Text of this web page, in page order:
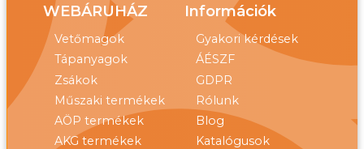
WEBÁRUHÁZ
Vetőmagok
Tápanyagok
Zsákok
Műszaki termékek
AÖP termékek
AKG termékek
Információk
Gyakori kérdések
ÁÉSZF
GDPR
Rólunk
Blog
Katalógusok